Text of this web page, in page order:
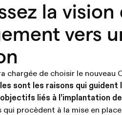
la
vers
chargée de choisir le nouveau
sont les raisons qui
liés à l’implantation
qui procèdent à la mise en